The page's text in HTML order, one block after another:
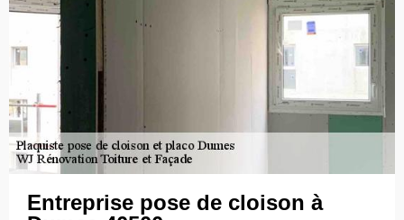
Entreprise pose de cloison à